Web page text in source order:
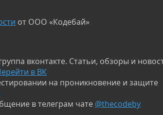
от ООО «Кодебай»
вконтакте. Статьи, обзоры и
в ВК
на проникновение и защите
в телеграм чате @thecodeby